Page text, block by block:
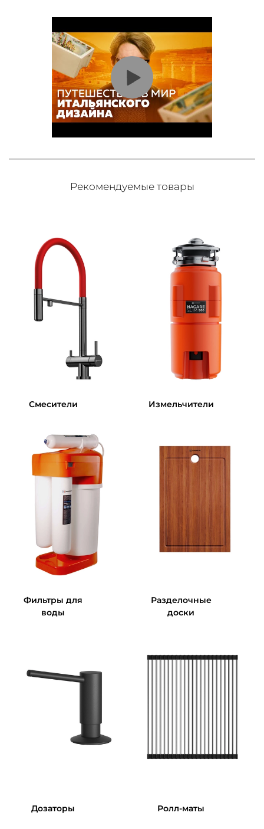
Рекомендуемые товары
Смесители Измельчители
Фильтры для
воды
Разделочные
доски
Дозаторы Ролл-маты